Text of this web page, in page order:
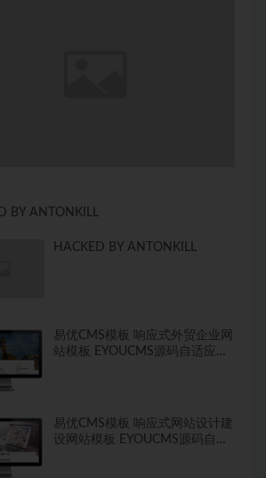
BY ANTONKILL
HACKED BY ANTONKILL
易优CMS模板 响应式外贸企业网
站模板 EYOUCMS源码自适应手
易优CMS模板 响应式网站设计建
设网站模板 EYOUCMS源码自适